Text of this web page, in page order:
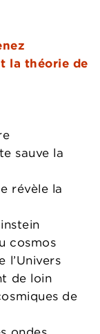
la théorie de
sauve la
révèle la
cosmos
l’Univers
de loin
de